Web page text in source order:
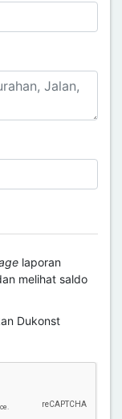
laporan
melihat saldo
Dukonst